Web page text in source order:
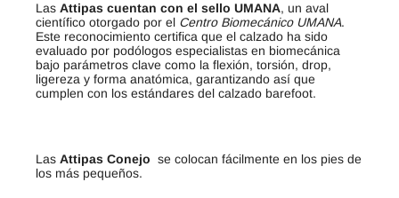
Las Attipas cuentan con el sello UMANA, un aval
científico otorgado por el Centro Biomecánico UMANA.
Este reconocimiento certifica que el calzado ha sido
evaluado por podólogos especialistas en biomecánica
bajo parámetros clave como la flexión, torsión, drop,
ligereza y forma anatómica, garantizando así que
cumplen con los estándares del calzado barefoot.
Las Attipas Conejo se colocan fácilmente en los pies de
los más pequeños.